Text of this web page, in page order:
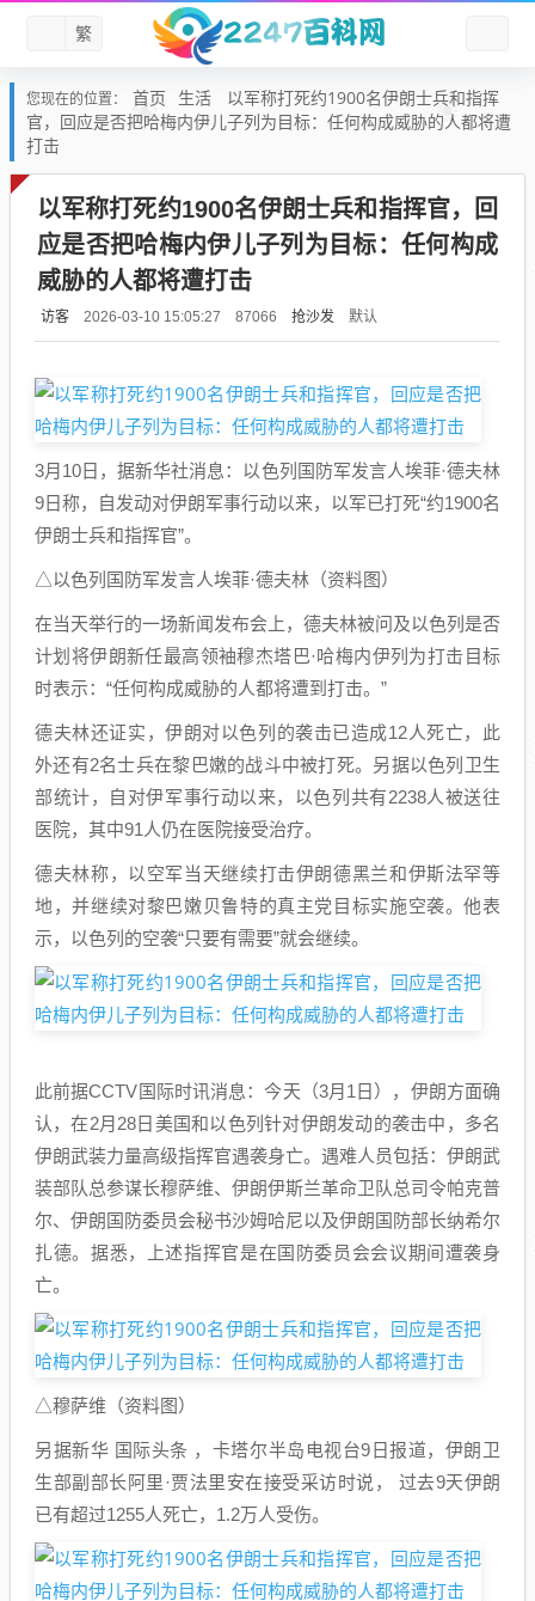
繁
您现在的位置： 首页 生活
以军称打死约1900名伊朗士兵和指挥
官，回应是否把哈梅内伊儿子列为目标：任何构成威胁的人都将遭
打击
以军称打死约1900名伊朗士兵和指挥官，回
应是否把哈梅内伊儿子列为目标：任何构成
威胁的人都将遭打击
访客 2026-03-10 15:05:27 87066 抢沙发 默认
3月10日，据新华社消息：以色列国防军发言人埃菲·德夫林
9日称，自发动对伊朗军事行动以来，以军已打死“约1900名
伊朗士兵和指挥官”。
△以色列国防军发言人埃菲·德夫林（资料图）
在当天举行的一场新闻发布会上，德夫林被问及以色列是否
计划将伊朗新任最高领袖穆杰塔巴·哈梅内伊列为打击目标
时表示：“任何构成威胁的人都将遭到打击。”
德夫林还证实，伊朗对以色列的袭击已造成12人死亡，此
外还有2名士兵在黎巴嫩的战斗中被打死。另据以色列卫生
部统计，自对伊军事行动以来，以色列共有2238人被送往
医院，其中91人仍在医院接受治疗。
德夫林称，以空军当天继续打击伊朗德黑兰和伊斯法罕等
地，并继续对黎巴嫩贝鲁特的真主党目标实施空袭。他表
示，以色列的空袭“只要有需要”就会继续。
此前据CCTV国际时讯消息：今天（3月1日），伊朗方面确
认，在2月28日美国和以色列针对伊朗发动的袭击中，多名
伊朗武装力量高级指挥官遇袭身亡。遇难人员包括：伊朗武
装部队总参谋长穆萨维、伊朗伊斯兰革命卫队总司令帕克普
尔、伊朗国防委员会秘书沙姆哈尼以及伊朗国防部长纳希尔
扎德。据悉，上述指挥官是在国防委员会会议期间遭袭身
亡。
△穆萨维（资料图）
另据新华 国际头条 ，卡塔尔半岛电视台9日报道，伊朗卫
生部副部长阿里·贾法里安在接受采访时说， 过去9天伊朗
已有超过1255人死亡，1.2万人受伤。